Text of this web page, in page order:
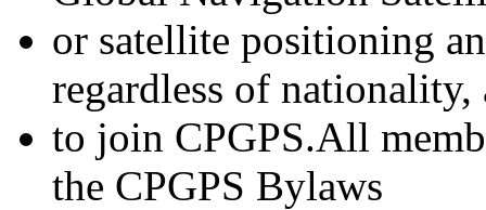
or satellite positioning
regardless of nationality,
to join CPGPS.All
the CPGPS Bylaws